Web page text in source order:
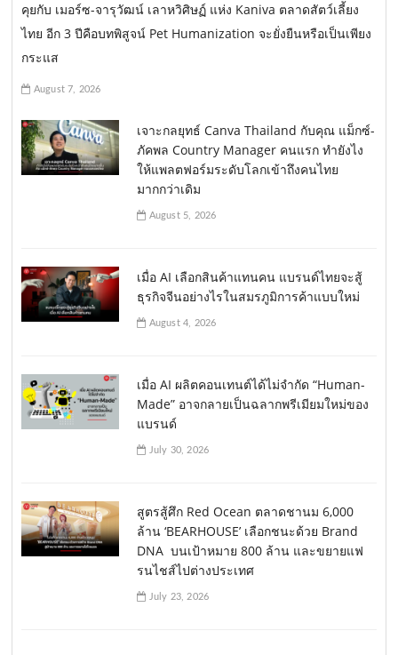
คุยกับ เมอร์ซ-จารุวัฒน์ เลาหวิศิษฏ์ แห่ง Kaniva ตลาดสัตว์เลี้ยง
ไทย อีก 3 ปีคือบทพิสูจน์ Pet Humanization จะยั่งยืนหรือเป็นเพียง
กระแส
August 7, 2026
เจาะกลยุทธ์ Canva Thailand กับคุณ แม็กซ์-
ภัคพล Country Manager คนแรก ทำยังไง
ให้แพลตฟอร์มระดับโลกเข้าถึงคนไทย
มากกว่าเดิม
August 5, 2026
เมื่อ AI เลือกสินค้าแทนคน แบรนด์ไทยจะสู้
ธุรกิจจีนอย่างไรในสมรภูมิการค้าแบบใหม่
August 4, 2026
เมื่อ AI ผลิตคอนเทนต์ได้ไม่จำกัด “Human-
Made” อาจกลายเป็นฉลากพรีเมียมใหม่ของ
แบรนด์
July 30, 2026
สูตรสู้ศึก Red Ocean ตลาดชานม 6,000
ล้าน ‘BEARHOUSE’ เลือกชนะด้วย Brand
DNA บนเป้าหมาย 800 ล้าน และขยายแฟ
รนไชส์ไปต่างประเทศ
July 23, 2026